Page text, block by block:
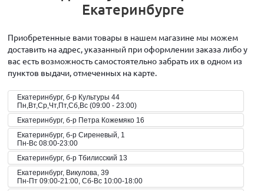
Екатеринбурге
Приобретенные вами товары в нашем магазине мы можем
доставить на адрес, указанный при оформлении заказа либо у
вас есть возможность самостоятельно забрать их в одном из
пунктов выдачи, отмеченных на карте.
Екатеринбург, б-р Культуры 44
Пн,Вт,Ср,Чт,Пт,Сб,Вс (09:00 - 23:00)
Екатеринбург, б-р Петра Кожемяко 16
Екатеринбург, б-р Сиреневый, 1
Пн-Вс 08:00-23:00
Екатеринбург, б-р Тбилисский 13
Екатеринбург, Викулова, 39
Пн-Пт 09:00-21:00, Сб-Вс 10:00-18:00